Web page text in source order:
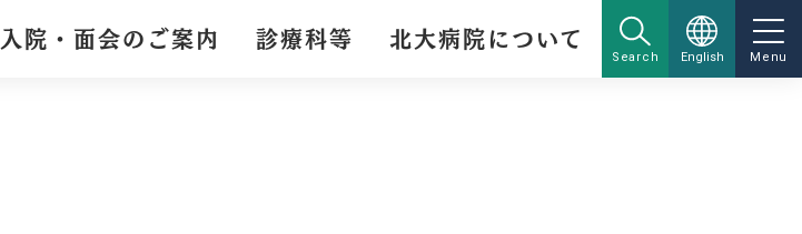
入院・面会のご案内 診療科等 北大病院について
Search English Menu